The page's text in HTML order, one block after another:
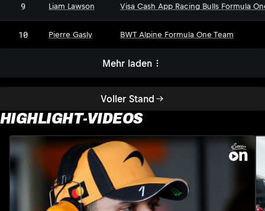
Voller Stand
9 Liam Lawson Visa Cash App Racing Bulls Formula
10 Pierre Gasly BWT Alpine Formula One Team
Mehr laden
HIGHLIGHT-VIDEOS